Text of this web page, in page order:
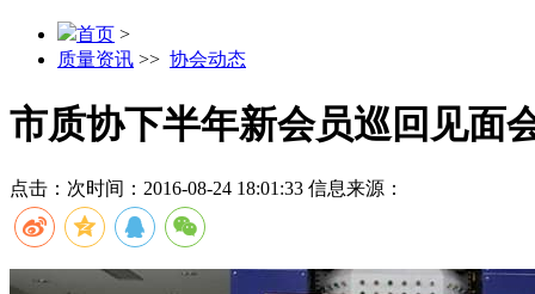
首页 >
质量资讯 >> 协会动态
市质协下半年新会员巡回见面
点击： 次时间：2016-08-24 18:01:33 信息来源：